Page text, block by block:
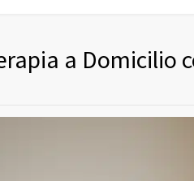
a Domicilio